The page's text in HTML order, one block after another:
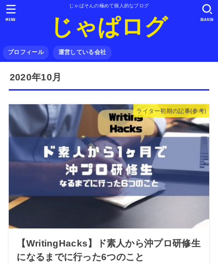
じゃぱそんの極めて個人的なブログ
じゃぱログ
プロフィール 運営している会社
SEARCH
MENU
2020年10月
ライター初期の記事(参考)
【WritingHacks】ド素人から沖プロ研修生
になるまでに行った6つのこと